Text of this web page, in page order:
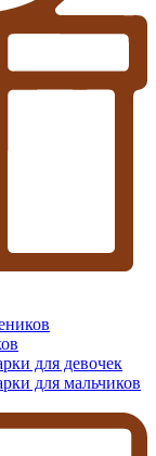
для девочек
для мальчиков